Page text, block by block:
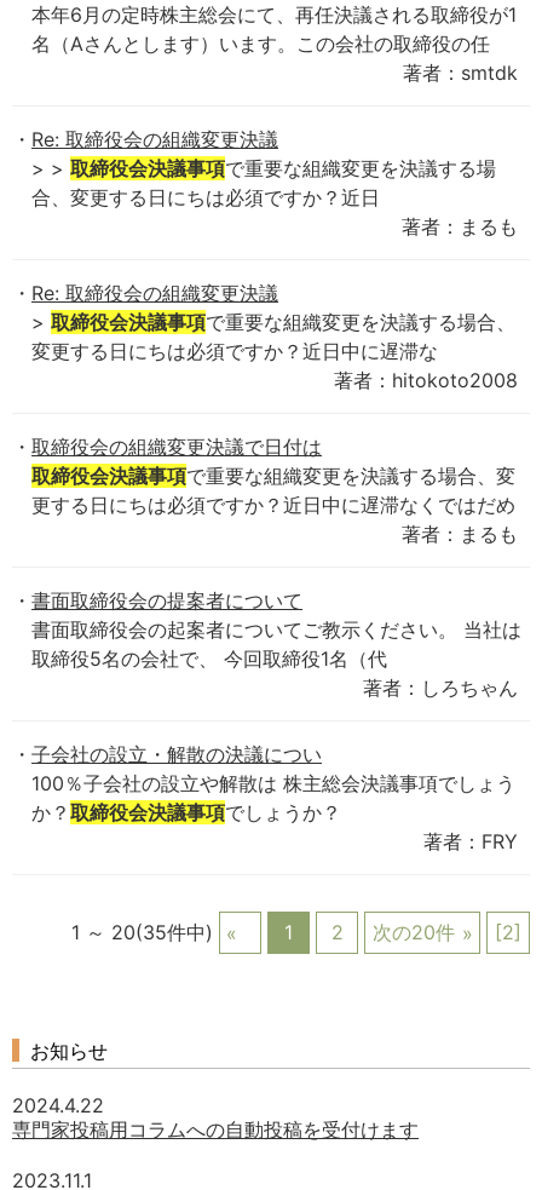
本年6月の定時株主総会にて、再任決議される取締役が1
名（Aさんとします）います。この会社の取締役の任
著者：smtdk
Re: 取締役会の組織変更決議
> > 取締役会決議事項で重要な組織変更を決議する場
合、変更する日にちは必須ですか？近日
著者：まるも
Re: 取締役会の組織変更決議
> 取締役会決議事項で重要な組織変更を決議する場合、
変更する日にちは必須ですか？近日中に遅滞な
著者：hitokoto2008
取締役会の組織変更決議で日付は
取締役会決議事項で重要な組織変更を決議する場合、変
更する日にちは必須ですか？近日中に遅滞なくではだめ
著者：まるも
書面取締役会の提案者について
書面取締役会の起案者についてご教示ください。 当社は
取締役5名の会社で、 今回取締役1名（代
著者：しろちゃん
子会社の設立・解散の決議につい
100％子会社の設立や解散は 株主総会決議事項でしょう
か？ 取締役会決議事項でしょうか？
著者：FRY
1 ～ 20(35件中) 1 2 次の20件 [2]
お知らせ
2024.4.22
専門家投稿用コラムへの自動投稿を受付けます
2023.11.1